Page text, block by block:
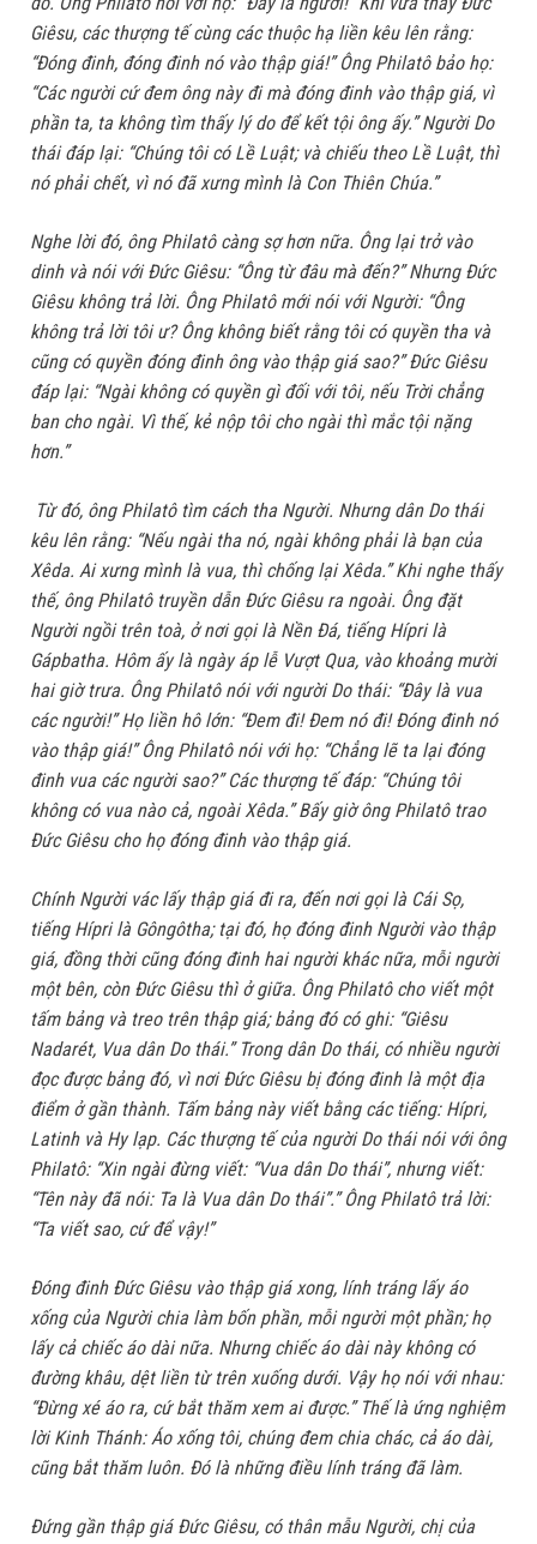
Giêsu, các thượng tế cùng các thuộc hạ liền kêu lên rằng:
“Đóng đinh, đóng đinh nó vào thập giá!” Ông Philatô bảo họ:
“Các người cứ đem ông này đi mà đóng đinh vào thập giá, vì
phần ta, ta không tìm thấy lý do để kết tội ông ấy.” Người Do
thái đáp lại: “Chúng tôi có Lề Luật; và chiếu theo Lề Luật, thì
nó phải chết, vì nó đã xưng mình là Con Thiên Chúa.”
Nghe lời đó, ông Philatô càng sợ hơn nữa. Ông lại trở vào
dinh và nói với Đức Giêsu: “Ông từ đâu mà đến?” Nhưng Đức
Giêsu không trả lời. Ông Philatô mới nói với Người: “Ông
không trả lời tôi ư? Ông không biết rằng tôi có quyền tha và
cũng có quyền đóng đinh ông vào thập giá sao?” Đức Giêsu
đáp lại: “Ngài không có quyền gì đối với tôi, nếu Trời chẳng
ban cho ngài. Vì thế, kẻ nộp tôi cho ngài thì mắc tội nặng
hơn.”
Từ đó, ông Philatô tìm cách tha Người. Nhưng dân Do thái
kêu lên rằng: “Nếu ngài tha nó, ngài không phải là bạn của
Xêda. Ai xưng mình là vua, thì chống lại Xêda.” Khi nghe thấy
thế, ông Philatô truyền dẫn Đức Giêsu ra ngoài. Ông đặt
Người ngồi trên toà, ở nơi gọi là Nền Đá, tiếng Hípri là
Gápbatha. Hôm ấy là ngày áp lễ Vượt Qua, vào khoảng mười
hai giờ trưa. Ông Philatô nói với người Do thái: “Đây là vua
các người!” Họ liền hô lớn: “Đem đi! Đem nó đi! Đóng đinh nó
vào thập giá!” Ông Philatô nói với họ: “Chẳng lẽ ta lại đóng
đinh vua các người sao?” Các thượng tế đáp: “Chúng tôi
không có vua nào cả, ngoài Xêda.” Bấy giờ ông Philatô trao
Đức Giêsu cho họ đóng đinh vào thập giá.
Chính Người vác lấy thập giá đi ra, đến nơi gọi là Cái Sọ,
tiếng Hípri là Gôngôtha; tại đó, họ đóng đinh Người vào thập
giá, đồng thời cũng đóng đinh hai người khác nữa, mỗi người
một bên, còn Đức Giêsu thì ở giữa. Ông Philatô cho viết một
tấm bảng và treo trên thập giá; bảng đó có ghi: “Giêsu
Nadarét, Vua dân Do thái.” Trong dân Do thái, có nhiều người
đọc được bảng đó, vì nơi Đức Giêsu bị đóng đinh là một địa
điểm ở gần thành. Tấm bảng này viết bằng các tiếng: Hípri,
Latinh và Hy lạp. Các thượng tế của người Do thái nói với ông
Philatô: “Xin ngài đừng viết: “Vua dân Do thái”, nhưng viết:
“Tên này đã nói: Ta là Vua dân Do thái”.” Ông Philatô trả lời:
“Ta viết sao, cứ để vậy!”
Đóng đinh Đức Giêsu vào thập giá xong, lính tráng lấy áo
xống của Người chia làm bốn phần, mỗi người một phần; họ
lấy cả chiếc áo dài nữa. Nhưng chiếc áo dài này không có
đường khâu, dệt liền từ trên xuống dưới. Vậy họ nói với nhau:
“Đừng xé áo ra, cứ bắt thăm xem ai được.” Thế là ứng nghiệm
lời Kinh Thánh: Áo xống tôi, chúng đem chia chác, cả áo dài,
cũng bắt thăm luôn. Đó là những điều lính tráng đã làm.
Đứng gần thập giá Đức Giêsu, có thân mẫu Người, chị của